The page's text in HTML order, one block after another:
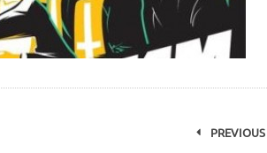
PREVIOUS